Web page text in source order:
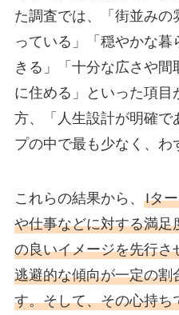
た調査では、「街並みの
っている」「穏やかな
きる」「十分な広さや
に住める」といった項目
方、「人生設計が明確で
プの中で最も少なく、わ
これらの結果から、 Iタ
や仕事などに対する満足
の良いイメージを先行さ
逃避的な傾向が一定の割
す。そして、その心持ち